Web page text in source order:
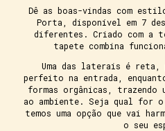
Dê as boas-vindas com
Porta, disponível em 7
diferentes. Criado com a
tapete combina
Uma das laterais é reta,
perfeito na entrada,
formas orgânicas, trazendo
ao ambiente. Seja qual for
temos uma opção que vai
o seu